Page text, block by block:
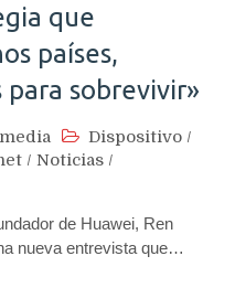
que
países,
sobrevivir»
Dispositivo /
/ Noticias /
de Huawei, Ren
nueva entrevista que…